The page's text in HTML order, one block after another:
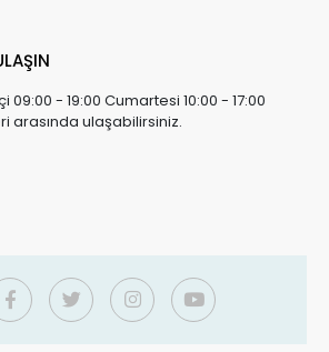
09:00 - 19:00 Cumartesi 10:00 - 17:00
arasında ulaşabilirsiniz.